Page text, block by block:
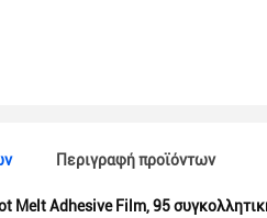
Περιγραφή προϊόντων
Melt Adhesive Film,95